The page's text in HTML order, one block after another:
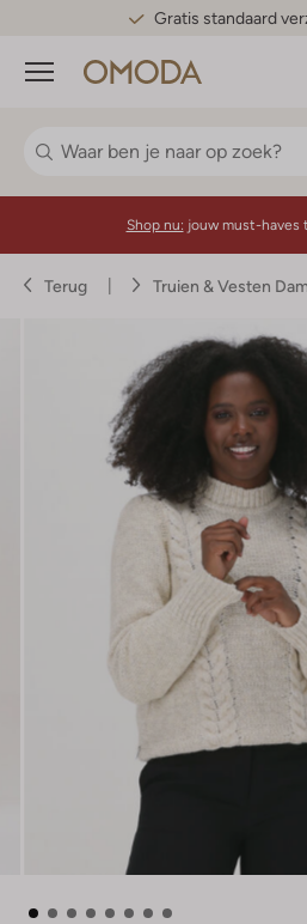
Gratis standaard
Menu
Shop nu: jouw must-haves
Terug Truien & Vesten